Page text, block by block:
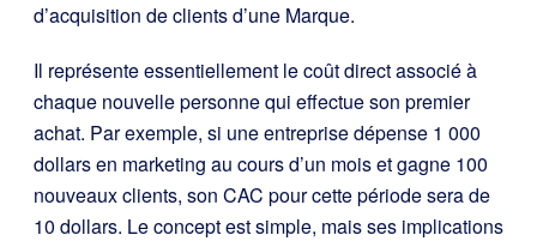
d’acquisition de clients d’une Marque.
Il représente essentiellement le coût direct associé à
chaque nouvelle personne qui effectue son premier
achat. Par exemple, si une entreprise dépense 1 000
dollars en marketing au cours d’un mois et gagne 100
nouveaux clients, son CAC pour cette période sera de
10 dollars. Le concept est simple, mais ses implications